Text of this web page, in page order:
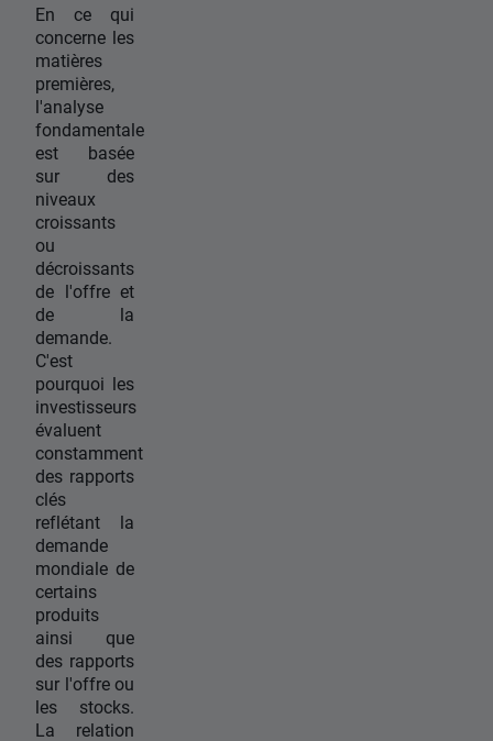
En ce qui
concerne les
matières
premières,
l'analyse
fondamentale
est basée
sur des
niveaux
croissants
ou
décroissants
de l'offre et
de la
demande.
C'est
pourquoi les
investisseurs
évaluent
constamment
des rapports
clés
reflétant la
demande
mondiale de
certains
produits
ainsi que
des rapports
sur l'offre ou
les stocks.
La relation